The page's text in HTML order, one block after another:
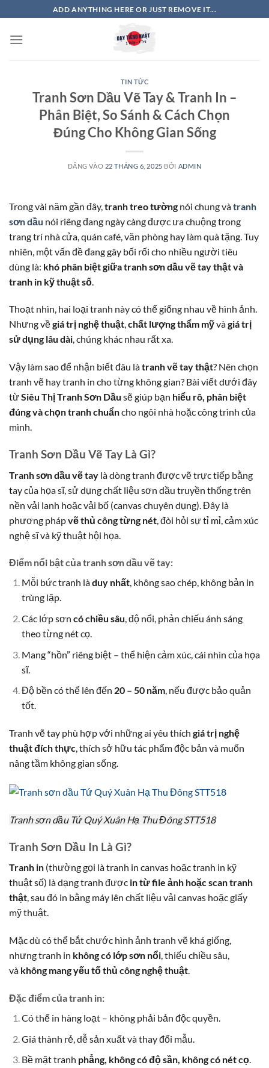
qua
nội
ADD ANYTHING HERE OR JUST REMOVE IT...
TIN TỨC
Tranh Sơn Dầu Vẽ Tay & Tranh In –
Phân Biệt, So Sánh & Cách Chọn
Đúng Cho Không Gian Sống
ĐĂNG VÀO 22 THÁNG 6, 2025 BỞI ADMIN
Trong vài năm gần đây, tranh treo tường nói chung vàtranh
sơn dầu nói riêng đang ngày càng được ưa chuộng trong
trang trí nhà cửa, quán café, văn phòng hay làm quà tặng. Tuy
nhiên, một vấn đề đang gây bối rối cho nhiều người tiêu
dùng là: khó phân biệt giữa tranh sơn dầu vẽ tay thật và
tranh in kỹ thuật số
Thoạt nhìn, hai loại tranh này có thể giống nhau về hình ảnh.
Nhưng vềgiá trị nghệ thuật,chất lượng thẩm mỹvàgiá trị
sử dụng lâu dài, chúng khác nhau rất xa.
Vậy làm sao để nhận biết đâu làtranh vẽ tay thật? Nên chọn
tranh vẽ hay tranh in cho từng không gian? Bài viết dưới đây
từSiêu Thị Tranh Sơn Dầu sẽ giúp bạn hiểu rõ, phân biệt
đúng và chọn tranh chuẩncho ngôi nhà hoặc công trình của
mình.
Tranh Sơn Dầu Vẽ Tay Là Gì?
Tranh sơn dầu vẽ tay là dòng tranh được vẽ trực tiếp bằng
tay của họa sĩ, sử dụng chất liệu sơn dầu truyền thống trên
nền vải lanh hoặc vải bố (canvas chuyên dụng). Đây là
phương phápvẽ thủ công từng nét , đòi hỏi sự tỉ mỉ, cảm xúc
nghệ sĩ và kỹ thuật hội họa.
Điểm nổi bật của tranh sơn dầu vẽ tay:
Mỗi bức tranh làduy nhất, không sao chép, không bản in
trùng lặp.
Các lớp sơn có chiều sâu, độ nổi, phản chiếu ánh sáng
theo từng nét cọ.
Mang “hồn” riêng biệt – thể hiện cảm xúc, cái nhìn của họa
sĩ.
Độ bền có thể lên đến 20 – 50 năm, nếu được bảo quản
tốt.
Tranh vẽ tay phù hợp với những ai yêu thích giá trị nghệ
thuật đích thực, thích sở hữu tác phẩm độc bản và muốn
nâng tầm không gian sống.
Tranh sơn dầu Tứ Quý Xuân Hạ Thu Đông STT518
Tranh Sơn Dầu In Là Gì?
Tranh in (thường gọi là tranh in canvas hoặc tranh in kỹ
thuật số) là dạng tranh được in từ file ảnh hoặc scan tranh
thật, sau đó in bằng máy lên chất liệu vải canvas hoặc giấy
mỹ thuật.
Mặc dù có thể bắt chước hình ảnh tranh vẽ khá giống,
nhưng tranh in không có lớp sơn nổi, thiếu chiều sâu,
và không mang yếu tố thủ công nghệ thuật.
Đặc điểm của tranh in:
Có thể in hàng loạt – không phải bản độc quyền.
Giá thành rẻ, dễ sản xuất và thay đổi mẫu.
Bề mặt tranh phẳng, không có độ sần, không có nét cọ.